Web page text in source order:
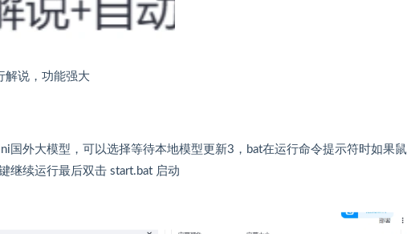
解说，功能强大
国外大模型，可以选择等待本地模型更新3，bat在运行命令提示符时如果鼠
继续运行最后双击 start.bat 启动